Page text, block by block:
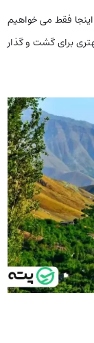
فقط می خواهیم
برای گشت و گذار